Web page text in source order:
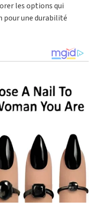
les options qui
pour une durabilité